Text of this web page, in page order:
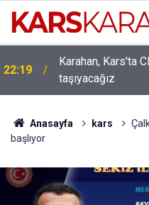
16:15
Uludaşdemir,
görevine getirildi
Anasayfa kars
başlıyor